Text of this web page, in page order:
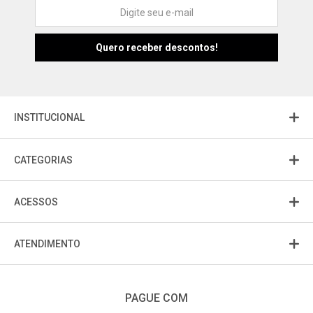
INSTITUCIONAL
CATEGORIAS
ACESSOS
ATENDIMENTO
PAGUE COM
Fu Fujisom